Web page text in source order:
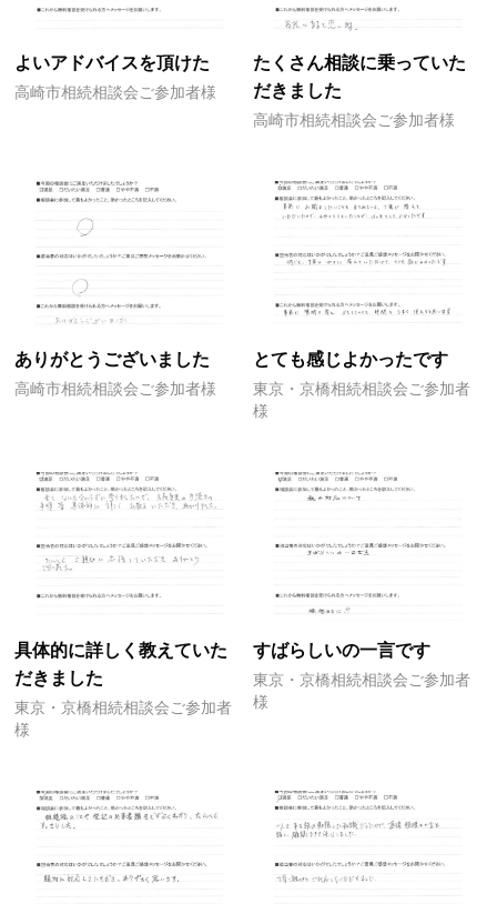
よいアドバイスを頂けた
高崎市相続相談会ご参加者様
たくさん相談に乗っていた
だきました
高崎市相続相談会ご参加者様
ありがとうございました
高崎市相続相談会ご参加者様
とても感じよかったです
東京・京橋相続相談会ご参加者
様
具体的に詳しく教えていた
だきました
東京・京橋相続相談会ご参加者
様
すばらしいの一言です
東京・京橋相続相談会ご参加者
様